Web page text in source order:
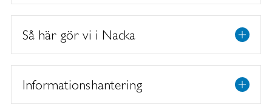
Så här gör vi i Nacka
Informationshantering